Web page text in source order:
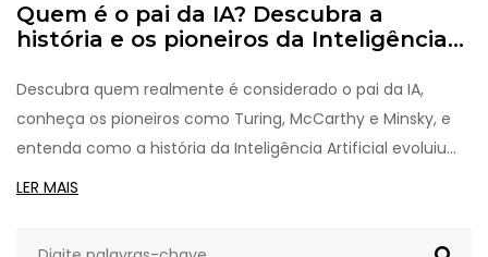
Quem é o pai da IA? Descubra a
história e os pioneiros da Inteligência
Descubra quem realmente é considerado o pai da IA,
conheça os pioneiros como Turing, McCarthy e Minsky, e
entenda como a história da Inteligência Artificial evoluiu
até hoje.
LER MAIS